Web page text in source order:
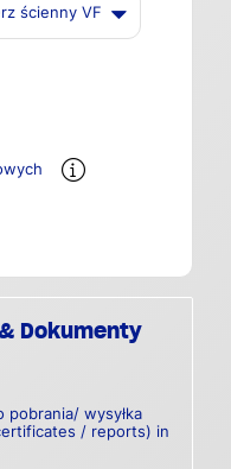
ścienny VF
Dokumenty
wysyłka
/ reports) in